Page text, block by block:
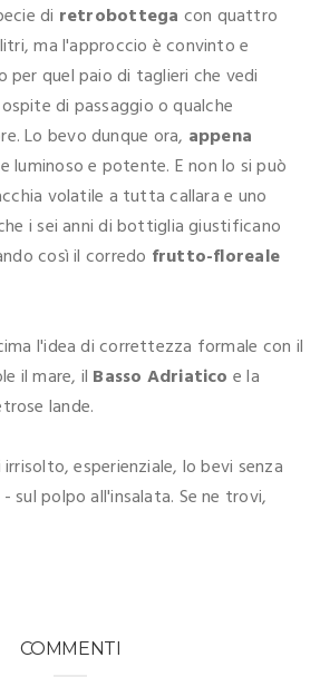
di retrobottega con quattro
ma l'approccio è convinto e
per quel paio di taglieri che vedi
di passaggio o qualche
Lo bevo dunque ora, appena
luminoso e potente. E non lo si può
volatile a tutta callara e uno
i sei anni di bottiglia giustificano
così il corredo frutto-floreale
l'idea di correttezza formale con il
il mare, il Basso Adriatico e la
lande.
esperienziale, lo bevi senza
sul polpo all'insalata. Se ne trovi,
COMMENTI